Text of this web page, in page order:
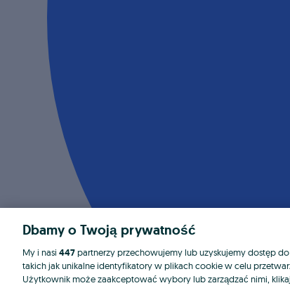
Dbamy o Twoją prywatność
My i nasi 447partnerzy przechowujemy lub uzyskujemy dostęp
takich jak unikalne identyfikatory w plikach cookie w celu
Użytkownik może zaakceptować wybory lub zarządzać nimi,